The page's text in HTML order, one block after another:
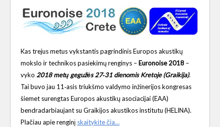
Kas trejus metus vykstantis pagrindinis Europos akustikų
mokslo ir technikos pasiekimų renginys – Euronoise 2018 –
vyko 2018 metų gegužės 27‑31 dienomis Kretoje (Graikija).
Tai buvo jau 11‑asis triukšmo valdymo inžinerijos kongresas
šiemet surengtas Europos akustikų asociacijai (EAA)
bendradarbiaujant su Graikijos akustikos institutu (HELINA).
Plačiau apie renginį skaitykite čia…